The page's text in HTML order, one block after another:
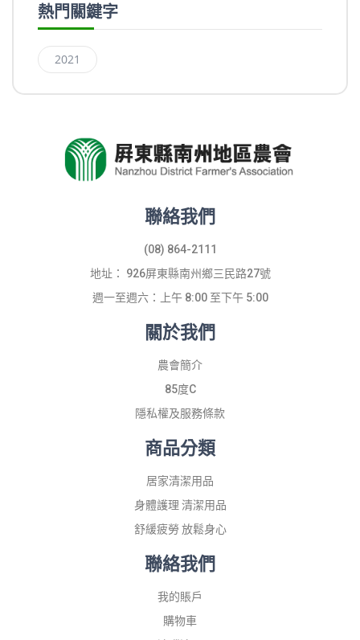
熱門關鍵字
2021
聯絡我們
(08) 864-2111
地址： 926屏東縣南州鄉三民路27號
週一至週六：上午 8:00 至下午 5:00
關於我們
農會簡介
85度C
隱私權及服務條款
商品分類
居家清潔用品
身體護理 清潔用品
舒緩疲勞 放鬆身心
聯絡我們
我的賬戶
購物車